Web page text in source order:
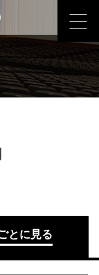
とに見る